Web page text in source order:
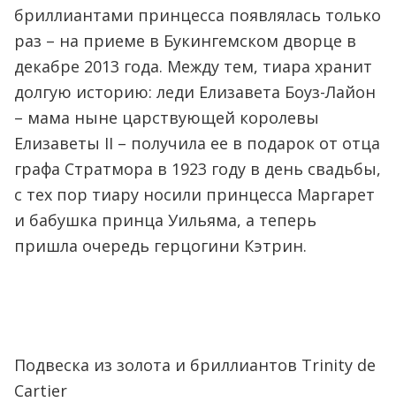
бриллиантами принцесса появлялась только
раз – на приеме в Букингемском дворце в
декабре 2013 года. Между тем, тиара хранит
долгую историю: леди Елизавета Боуз-Лайон
– мама ныне царствующей королевы
Елизаветы II – получила ее в подарок от отца
графа Стратмора в 1923 году в день свадьбы,
с тех пор тиару носили принцесса Маргарет
и бабушка принца Уильяма, а теперь
пришла очередь герцогини Кэтрин.
Подвеска из золота и бриллиантов Trinity de
Cartier